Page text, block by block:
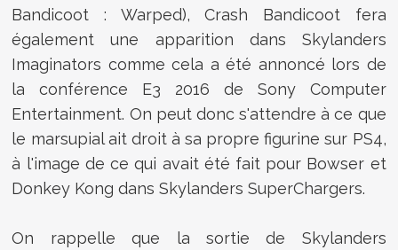
Bandicoot : Warped), Crash Bandicoot fera
également une apparition dans Skylanders
Imaginators comme cela a été annoncé lors de
la conférence E3 2016 de Sony Computer
Entertainment. On peut donc s'attendre à ce que
le marsupial ait droit à sa propre figurine sur PS4,
à l'image de ce qui avait été fait pour Bowser et
Donkey Kong dans Skylanders SuperChargers.
On rappelle que la sortie de Skylanders